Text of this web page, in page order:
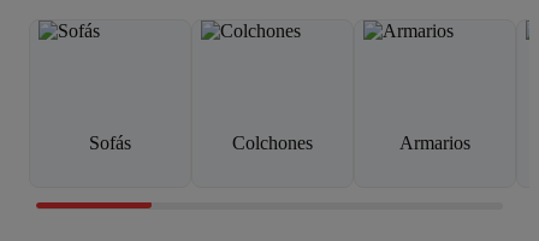
Sofás Colchones Armarios